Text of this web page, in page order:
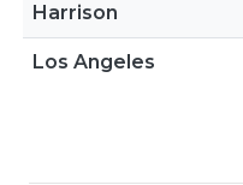
Harrison
Los Angeles